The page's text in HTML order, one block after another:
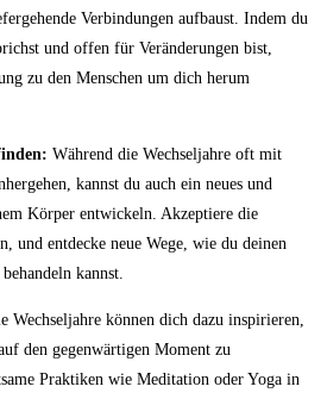
Verbindungen aufbaust. Indem du
und offen für Veränderungen bist,
zu den Menschen um dich herum
Während die Wechseljahre oft mit
kannst du auch ein neues und
Körper entwickeln. Akzeptiere die
und entdecke neue Wege, wie du deinen
kannst.
Wechseljahre können dich dazu inspirieren,
den gegenwärtigen Moment zu
Praktiken wie Meditation oder Yoga in